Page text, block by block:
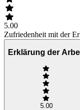
5.00
Zufriedenheit mit der
Erklärung der
5.00